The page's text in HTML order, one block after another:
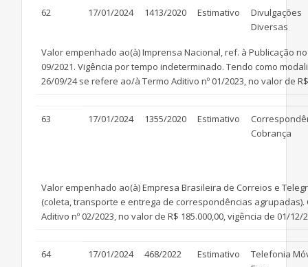
62 17/01/2024 1413/2020 Estimativo
Divulgações
Diversas
Valor empenhado ao(à) Imprensa Nacional, ref. à Publicação
09/2021. Vigência por tempo indeterminado. Tendo como
26/09/24 se refere ao/à Termo Aditivo nº 01/2023, no valor de
63 17/01/2024 1355/2020 Estimativo
Cobrança
Valor empenhado ao(à) Empresa Brasileira de Correios e
(coleta, transporte e entrega de correspondências agrupadas).
Aditivo nº 02/2023, no valor de R$ 185.000,00, vigência de 01/12/
64 17/01/2024 468/2022 Estimativo
Telefonia